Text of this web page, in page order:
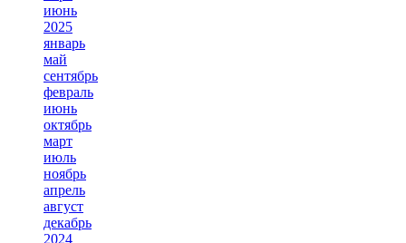
июнь
2025
январь
май
сентябрь
февраль
июнь
октябрь
март
июль
ноябрь
апрель
август
декабрь
2024